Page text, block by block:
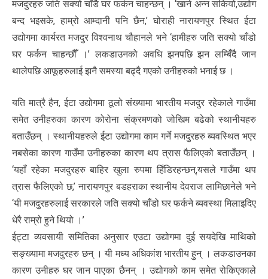
मजदुरहरु जति सक्यो चाँडै घर फर्कन चाहन्छन् । ‘खाने अन्न सकियो,उद्योग
बन्द भइसके, हाम्रो आम्दानी पनि छैन,’ घोराही नारायणपुर स्थित ईटा
उद्योगमा कार्यरत मजदुर विश्वनाथ चौहानले भने ‘हामीहरु जति सक्यो चाँडो
घर फर्कन चाहन्छौँ ।’ लकडाउनको अवधि झनपछि झन लम्बिँदै जान
थालेपछि आफूहरुलाई झनै समस्या बढ्दै गएको उनीहरुको भनाई छ ।
यति मात्रै हैन, ईटा उद्योगमा ठूलो संख्यामा भारतीय मजदुर रहेकाले गाउँमा
समेत उनीहरुका कारण कोरोना संक्रमणको जोखिम बढेको स्थानीयहरु
बताउँछन् । स्थानीयहरुले ईटा उद्योगमा काम गर्ने मजदुरहरु ब्यवस्थित भएर
नबसेका कारण गाउँमा उनीहरुका कारण थप त्रास फैलिएको बताउँछन् ।
‘यहाँ रहेका मजदुरहरु बाहिर खुला रुपमा हिँडिरहन्छन्,यसले गाउँमा थप
त्रास फैलिएको छ,’ नारायणपुर बडहराका स्थानीय देवराज लामिछानेले भने
‘यी मजदुरहरुलाई सरकारले जति सक्यो चाँडो घर फर्कने ब्यवस्था मिलाइदिए
धेरै राम्रो हुने थियो ।’
ईट्टा व्यवसायी समितिका अनुसार एउटा उद्योगमा दुई सयदेखि माथिको
सङ्ख्यामा मजदुरहरु छन् । यी मध्य अधिकांश भारतीय हुन् । लकडाउनका
कारण उनीहरु घर जान पाएका छैनन् । उद्योगको काम समेत रोकिएकाले